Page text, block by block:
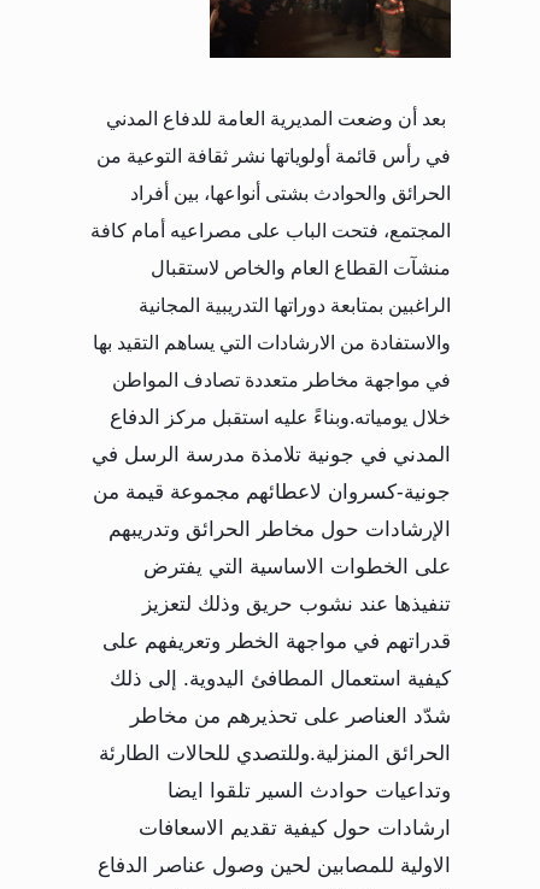
بعد أن وضعت المديرية العامة للدفاع المدني
في رأس قائمة أولوياتها نشر ثقافة التوعية من
الحرائق والحوادث بشتى أنواعها، بين أفراد
المجتمع، فتحت الباب على مصراعيه أمام كافة
منشآت القطاع العام والخاص لاستقبال
الراغبين بمتابعة دوراتها التدريبية المجانية
والاستفادة من الارشادات التي يساهم التقيد بها
في مواجهة مخاطر متعددة تصادف المواطن
خلال يومياته.وبناءً عليه استقبل مركز
الدفاع
المدني في جونية تلامذة مدرسة الرسل في
جونية-كسروان لاعطائهم مجموعة قيمة من
الإرشادات حول مخاطر الحرائق وتدريبهم
على الخطوات الاساسية التي يفترض
تنفيذها عند نشوب حريق وذلك لتعزيز
قدراتهم في مواجهة الخطر وتعريفهم على
كيفية استعمال المطافئ اليدوية. إلى ذلك
شدّد العناصر على تحذيرهم من مخاطر
الحرائق المنزلية.وللتصدي للحالات الطارئة
وتداعيات حوادث السير تلقوا ايضا
ارشادات حول كيفية تقديم الاسعافات
الاولية للمصابين لحين وصول عناصر الدفاع